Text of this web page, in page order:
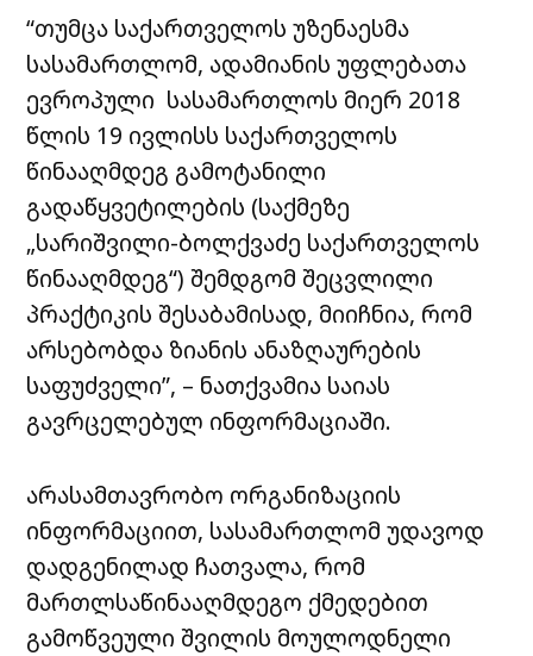
“თუმცა საქართველოს უზენაესმა
სასამართლომ, ადამიანის უფლებათა
ევროპული სასამართლოს მიერ 2018
წლის 19 ივლისს საქართველოს
წინააღმდეგ გამოტანილი
გადაწყვეტილების (საქმეზე
„სარიშვილი-ბოლქვაძე საქართველოს
წინააღმდეგ“) შემდგომ შეცვლილი
პრაქტიკის შესაბამისად, მიიჩნია, რომ
არსებობდა ზიანის ანაზღაურების
საფუძველი”, – ნათქვამია საიას
გავრცელებულ ინფორმაციაში.
არასამთავრობო ორგანიზაციის
ინფორმაციით, სასამართლომ უდავოდ
დადგენილად ჩათვალა, რომ
მართლსაწინააღმდეგო ქმედებით
გამოწვეული შვილის მოულოდნელი